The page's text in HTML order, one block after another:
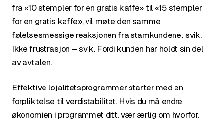
fra «10 stempler for en gratis kaffe» til «15 stempler
for en gratis kaffe», vil møte den samme
følelsesmessige reaksjonen fra stamkundene: svik.
Ikke frustrasjon – svik. Fordi kunden har holdt sin del
av avtalen.
Effektive lojalitetsprogrammer starter med en
forpliktelse til verdistabilitet. Hvis du må endre
økonomien i programmet ditt, vær ærlig om hvorfor,